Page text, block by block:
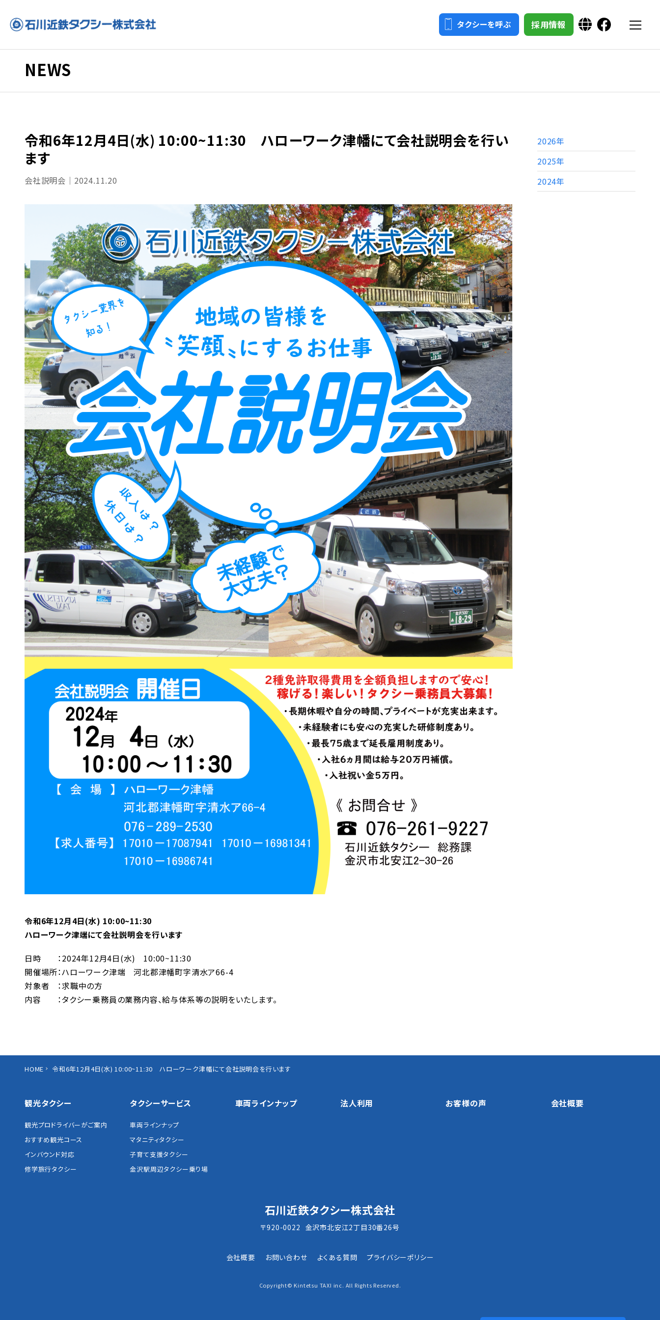
タクシーを呼ぶ 採用情報
NEWS
令和6年12月4日(水) 10:00~11:30 ハローワーク津幡にて会社説明会を行い
ます
会社説明会｜2024.11.20
令和6年12月4日(水) 10:00~11:30
ハローワーク津端にて会社説明会を行います
日時 ：2024年12月4日(水) 10:00~11:30
開催場所：ハローワーク津端 河北郡津幡町字清水ア66-4
対象者 ：求職中の方
内容 ：タクシー乗務員の業務内容、給与体系等の説明をいたします。
2026年
2025年
2024年
HOME 令和6年12月4日(水) 10:00~11:30 ハローワーク津幡にて会社説明会を行います
観光タクシー
観光プロドライバーがご案内
おすすめ観光コース
インバウンド対応
修学旅行タクシー
タクシーサービス
車両ラインナップ
マタニティタクシー
子育て支援タクシー
金沢駅周辺タクシー乗り場
車両ラインナップ 法人利用 お客様の声 会社概要
石川近鉄タクシー株式会社
〒920-0022 金沢市北安江2丁目30番26号
会社概要 お問い合わせ よくある質問 プライバシーポリシー
Copyright© Kintetsu TAXI inc. All Rights Reserved.